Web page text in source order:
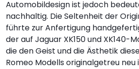
Automobildesign ist jedoch
nachhaltig. Die Seltenheit der
führte zur Anfertigung
der auf Jaguar XK150 und XK140-
die den Geist und die Ästhetik
Romeo Modells originalgetreu